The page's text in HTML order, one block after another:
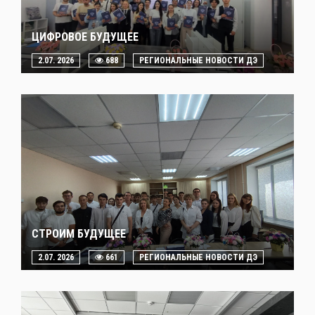
ЦИФРОВОЕ БУДУЩЕЕ
2.07. 2026 688 РЕГИОНАЛЬНЫЕ НОВОСТИ ДЭ
СТРОИМ БУДУЩЕЕ
2.07. 2026 661 РЕГИОНАЛЬНЫЕ НОВОСТИ ДЭ